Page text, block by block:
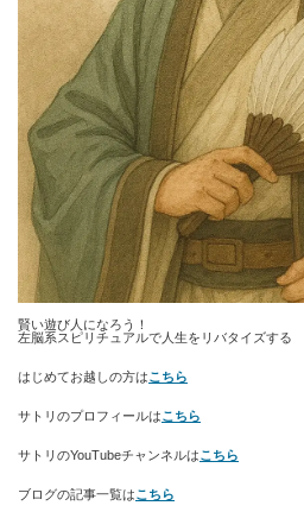
賢い遊び人になろう！
左脳系スピリチュアルで人生をリバタイズする
はじめてお越しの方はこちら
サトリのプロフィールはこちら
サトリのYouTubeチャンネルはこちら
ブログの記事一覧はこちら